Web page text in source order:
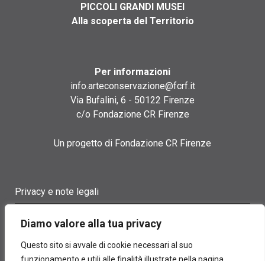
Diamo valore alla tua privacy
Questo sito si avvale di cookie necessari al suo
PICCOLI GRANDI MUSEI
Alla scoperta del Territorio
Per informazioni
info.arteconservazione@fcrf.it
Via Bufalini, 6 - 50122 Firenze
c/o Fondazione CR Firenze
Un progetto di Fondazione CR Firenze
Privacy e note legali
Cookie policy